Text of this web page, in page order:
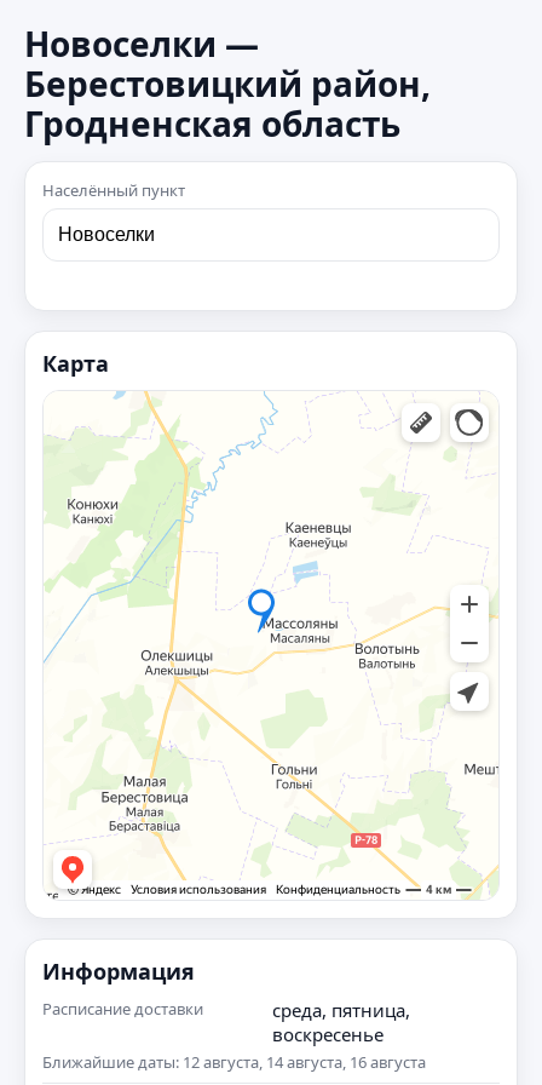
Новоселки —
Берестовицкий район,
Гродненская область
Населённый пункт
Карта
Информация
Расписание доставки
среда, пятница,
воскресенье
Ближайшие даты: 12 августа, 14 августа, 16 августа